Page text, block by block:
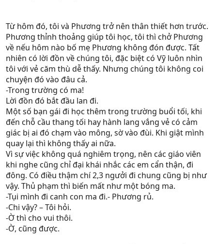
Từ hôm đó, tôi và Phương trở nên thân thiết hơn trước.
Phương thỉnh thoảng giúp tôi học, tôi thì chở Phương
về nếu hôm nào bố mẹ Phương không đón được. Tất
nhiên có lời đồn về chúng tôi, đặc biệt có Vỹ luôn nhìn
tôi với vẻ căm thù dễ thấy. Nhưng chúng tôi không coi
chuyện đó vào đâu cả.
-Trong trường có ma!
Lời đồn đó bắt đầu lan đi.
Một số bạn gái đi học thêm trong trường buổi tối, khi
đến chỗ cầu thang tối hay hành lang vắng vẻ có cảm
giác bị ai đó chạm vào mông, sờ vào đùi. Khi giật mình
quay lại thì không thấy ai nữa.
Vì sự việc không quá nghiêm trọng, nên các giáo viên
khi nghe cũng chỉ đại khái nhắc các em cẩn thận, đi
đông. Có điều thậm chí 2,3 ngưởi đi chung cũng bị như
vậy. Thủ phạm thì biến mất như một bóng ma.
-Tụi mình đi canh con ma đi.- Phương rủ.
-Chi vậy? – Tôi hỏi.
-Ờ thì cho vui thôi.
-Ờ, cũng được.